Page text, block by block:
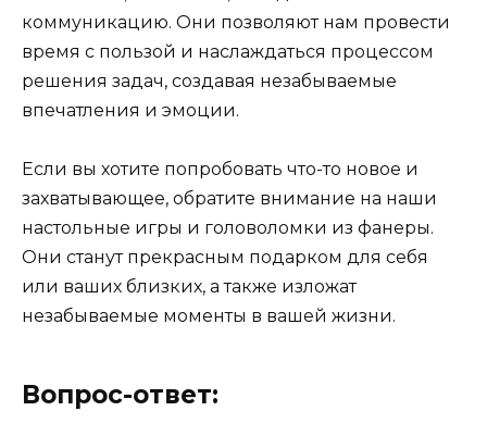
коммуникацию. Они позволяют нам провести
время с пользой и наслаждаться процессом
решения задач, создавая незабываемые
впечатления и эмоции.
Если вы хотите попробовать что-то новое и
захватывающее, обратите внимание на наши
настольные игры и головоломки из фанеры.
Они станут прекрасным подарком для себя
или ваших близких, а также изложат
незабываемые моменты в вашей жизни.
Вопрос-ответ: